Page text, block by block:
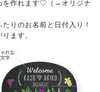
を作れます♡（→ オリジナ
りのお名前と日付入り！
ます。